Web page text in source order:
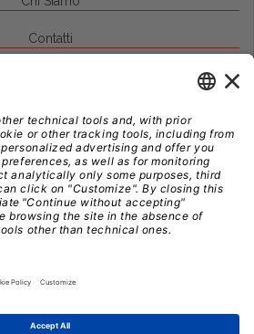
Contatti
Note Legali
Privacy
Gestione Cookie